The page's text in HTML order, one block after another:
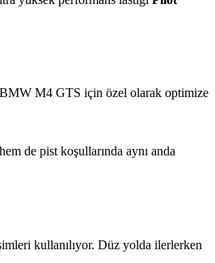
M4 GTS için özel olarak optimize
de pist koşullarında aynı anda
kullanılıyor. Düz yolda ilerlerken